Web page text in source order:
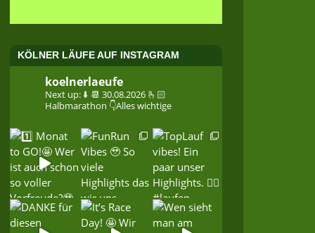
KÖLNER LÄUFE AUF INSTAGRAM
koelnerlaeufe
Next up: ⬇️ 📆 30.08.2026 🫰🏻
Halbmarathon 👇Alles wichtige